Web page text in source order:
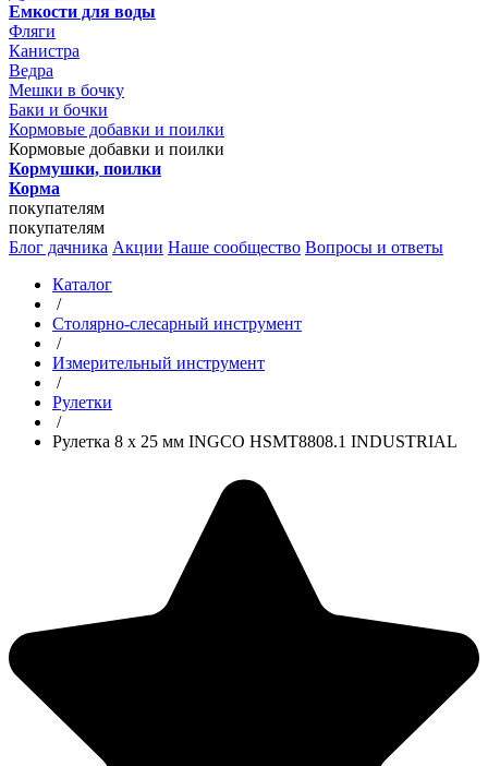
Емкости для воды
Фляги
Канистра
Ведра
Мешки в бочку
Баки и бочки
Кормовые добавки и поилки
Кормовые добавки и поилки
Кормушки, поилки
Корма
покупателям
покупателям
Блог дачника Акции Наше сообщество Вопросы и ответы
Каталог
/
Столярно-слесарный инструмент
/
Измерительный инструмент
/
Рулетки
/
Рулетка 8 х 25 мм INGCO HSMT8808.1 INDUSTRIAL